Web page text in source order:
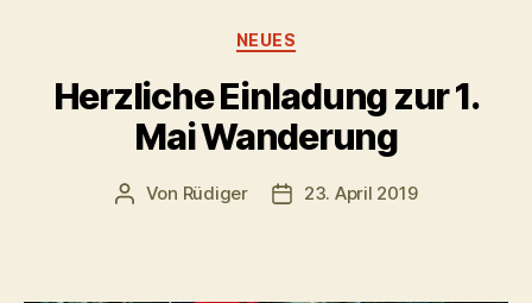
1,
3-
Kategorien
NEUES
Herzliche Einladung zur 1.
Mai Wanderung
Beitragsautor
Von Rüdiger Veröffentlichungsdatum
23. April 2019